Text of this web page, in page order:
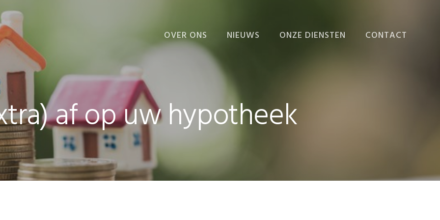
OVER ONS NIEUWS ONZE DIENSTEN
ORGANISATIE EN
INTERNE BEHEERSING
CONTACT
af op uw hypotheek